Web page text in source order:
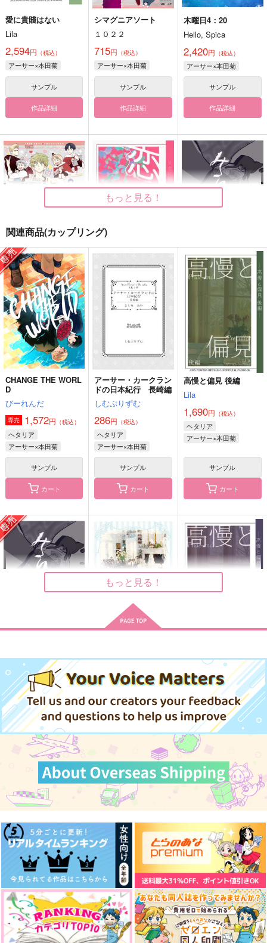
愛に貴賤はない
Lila
2,594円 （税込）
アーサー×本田菊
サンプル
作品詳細
シマグニアソート
１０２２
715円 （税込）
アーサー×本田菊
サンプル
作品詳細
木曜日4：20
Hello, Spica
2,420円 （税込）
アーサー×本田菊
サンプル
作品詳細
シマグニアソート２
1022
1,045円（税込）
アーサー×本田菊
サンプル
作品詳細
恋に盲目 前編
Lila
1,890 （税込）
アーサー×本田菊
作品詳細
みだれそめにし
よとぼし
アーサー×本田菊
サンプル
作品詳細
ドラマチック・ワンダ
ー×ワンダー
藪から棒
858円（税込）
アーサー×本田菊
サンプル
夢の中ならいつだっ
て-後編-
顔面タルト
550円（税込）
アーサー×本田菊
サンプル
作品詳細
夢の中ならいつだっ
て-前編-
顔面タルト
550円（税込）
アーサー×本田菊
サンプル
CHANGE THE WORL
びーれんだ
1,572円
アーサー×本田菊
サンプル
作品詳細
野菊は薔薇に恋をして
いる 前篇
１０２２
2,640円
アーサー×本田菊
サンプル
作品詳細
野菊は薔薇に恋をして
いる 後篇
１０２２
2,640円
アーサー×本田菊
サンプル
作品詳細
もっと見る！
関連商品(カップリング)
CHANGE THE WORL
D
びーれんだ
専売 1,572円 （税込）
ヘタリア
アーサー×本田菊
サンプル
カート
アーサー・カークラン
ドの日本紀行 長崎編
しむぷりずむ
286円 （税込）
ヘタリア
アーサー×本田菊
サンプル
カート
高慢と偏見 後編
Lila
1,690円 （税込）
ヘタリア
アーサー×本田菊
サンプル
カート
よとぼし
専売 660 （税込）
ヘタリア
アーサー×本田菊
サンプル
カート
しむぷりずむ
1,001円（税込）
アーサー×本田菊
Lila
1,690円（税込）
ヘタリア
アーサー×本田菊
サンプル
ドラマチック・ワンダ
ー×ワンダー
藪から棒
シマグニアソート２
1022
1,045円（税込）
ラストスコア
ほたるび
専売 715円（税込）
もっと見る！